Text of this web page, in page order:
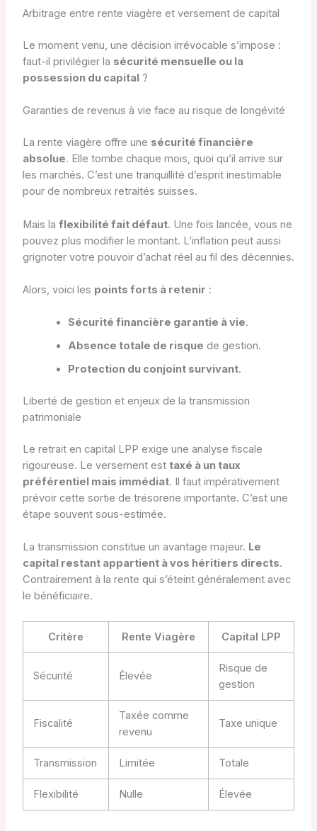
Arbitrage entre rente viagère et versement de capital
Le moment venu, une décision irrévocable s’impose :
faut-il privilégier la sécurité mensuelle ou la
possession du capital ?
Garanties de revenus à vie face au risque de longévité
La rente viagère offre une sécurité financière
absolue. Elle tombe chaque mois, quoi qu’il arrive sur
les marchés. C’est une tranquillité d’esprit inestimable
pour de nombreux retraités suisses.
Mais la flexibilité fait défaut. Une fois lancée, vous ne
pouvez plus modifier le montant. L’inflation peut aussi
grignoter votre pouvoir d’achat réel au fil des décennies.
Alors, voici les points forts à retenir :
Sécurité financière garantie à vie.
Absence totale de risque de gestion.
Protection du conjoint survivant.
Liberté de gestion et enjeux de la transmission
patrimoniale
Le retrait en capital LPP exige une analyse fiscale
rigoureuse. Le versement est taxé à un taux
préférentiel mais immédiat. Il faut impérativement
prévoir cette sortie de trésorerie importante. C’est une
étape souvent sous-estimée.
La transmission constitue un avantage majeur. Le
capital restant appartient à vos héritiers directs.
Contrairement à la rente qui s’éteint généralement avec
le bénéficiaire.
Critère Rente Viagère Capital LPP
Sécurité Élevée
Risque de
gestion
Fiscalité
Taxée comme
revenu
Taxe unique
Transmission Limitée Totale
Flexibilité Nulle Élevée